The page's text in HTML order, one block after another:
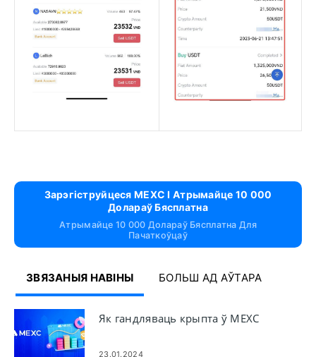
Зарэгіструйцеся MEXC І Атрымайце 10 000
Долараў Бясплатна
Атрымайце 10 000 Долараў Бясплатна Для
Пачаткоўцаў
ЗВЯЗАНЫЯ НАВІНЫ БОЛЬШ АД АЎТАРА
Як гандляваць крыпта ў MEXC
23.01.2024